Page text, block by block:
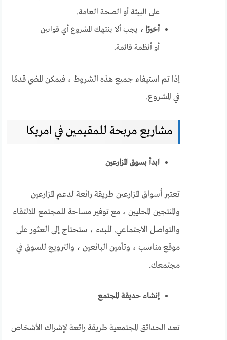
على البيئة أو الصحة العامة.
أخيرًا ، يجب ألا ينتهك المشروع أي قوانين
أو أنظمة قائمة.
إذا تم استيفاء جميع هذه الشروط ، فيمكن المضي قدمًا
في المشروع.
مشاريع مربحة للمقيمين في امريكا
ابدأ بسوق المزارعين
تعتبر أسواق المزارعين طريقة رائعة لدعم المزارعين
والمنتجين المحليين ، مع توفير مساحة للمجتمع للالتقاء
والتواصل الاجتماعي. للبدء ، ستحتاج إلى العثور على
موقع مناسب ، وتأمين البائعين ، والترويج للسوق في
مجتمعك.
إنشاء حديقة المجتمع
تعد الحدائق المجتمعية طريقة رائعة لإشراك الأشخاص